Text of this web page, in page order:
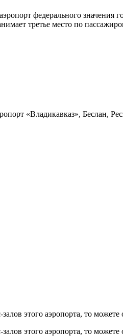
федерального значения
третье место по
«Владикавказ», Беслан,
этого аэропорта, то
этого аэропорта, то